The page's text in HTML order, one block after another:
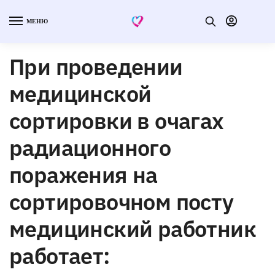
МЕНЮ
При проведении
медицинской
сортировки в очагах
радиационного
поражения на
сортировочном посту
медицинский работник
работает: